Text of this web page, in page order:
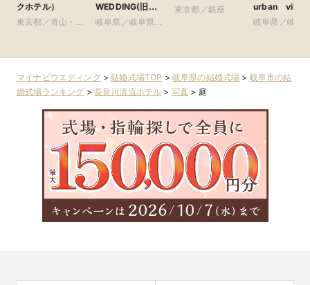
クホテル）
東京都／青山・表
WEDDING(旧
アーフェリーク迎
岐阜県／岐阜県全
東京都／銀座
urban
wedding-
岐阜県／岐阜
マイナビウエディング>結婚式場TOP > 岐阜県の結婚式場 > 岐阜市の結
婚式場ランキング > 長良川清流ホテル > 写真 > 庭